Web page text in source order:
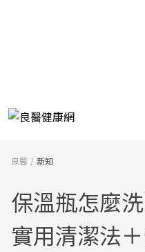
良醫 新知
保溫瓶怎麼
實用清潔法